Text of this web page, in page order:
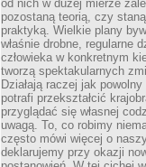
od nich w dużej mierze
pozostaną teorią, czy
praktyką. Wielkie plany
właśnie drobne, regularne
człowieka w konkretnym
tworzą spektakularnych
Działają raczej jak
potrafi przekształcić
przyglądać się własnej
uwagą. To, co robimy
często mówi więcej o
deklarujemy przy okazji